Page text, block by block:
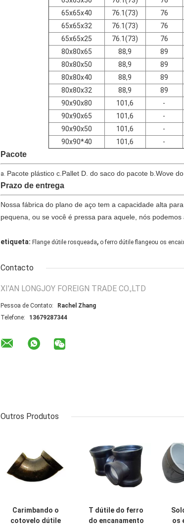
65x65x40
76.1(73) 76
65x65x32
76.1(73) 76
65x65x25
76.1(73) 76
80x80x65
88,9 89
80x80x50
88,9 89
80x80x40
88,9 89
80x80x32
88,9 89
90x90x80
101,6 -
90x90x65
101,6 -
90x90x50
101,6 -
90x90*40
101,6 -
Pacote
a. Pacote plástico c.Pallet D. do saco do pacote b.Wove
Prazo de entrega
Nossa fábrica do plano de aço tem a capacidade alta
pequena, ou se você é pressa para aquele, nós
etiqueta: Flange dútile rosqueada, o ferro dútile flangeou os
Contacto
XI'AN LONGJOY FOREIGN TRADE CO.,LTD
Pessoa de Contato:
Rachel Zhang
Telefone:
13679287344
Outros Produtos
Carimbando o
cotovelo dútile
T dútile do ferro
do encanamento
os